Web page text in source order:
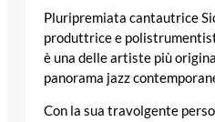
Pluripremiata cantautrice
produttrice e
è una delle artiste più
panorama jazz
Con la sua travolgente